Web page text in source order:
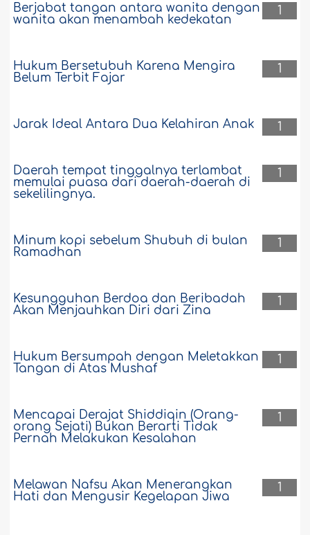
1
Berjabat tangan antara wanita dengan
wanita akan menambah kedekatan
1
Hukum Bersetubuh Karena Mengira
Belum Terbit Fajar
1
Jarak Ideal Antara Dua Kelahiran Anak
1
Daerah tempat tinggalnya terlambat
memulai puasa dari daerah-daerah di
sekelilingnya.
1
Minum kopi sebelum Shubuh di bulan
Ramadhan
1
Kesungguhan Berdoa dan Beribadah
Akan Menjauhkan Diri dari Zina
1
Hukum Bersumpah dengan Meletakkan
Tangan di Atas Mushaf
1
Mencapai Derajat Shiddiqin (Orang-
orang Sejati) Bukan Berarti Tidak
Pernah Melakukan Kesalahan
1
Melawan Nafsu Akan Menerangkan
Hati dan Mengusir Kegelapan Jiwa